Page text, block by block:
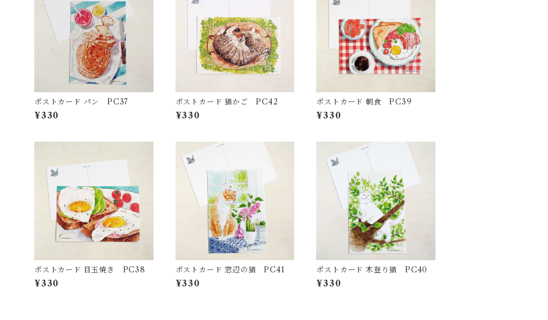
ポストカード パン PC37
¥330
ポストカード 猫かご PC42
¥330
ポストカード 朝食 PC39
¥330
ポストカード 目玉焼き PC38
¥330
ポストカード 窓辺の猫 PC41
¥330
ポストカード 木登り猫 PC40
¥330